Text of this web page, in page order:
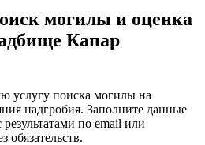
могилы и оценка
Капар
услугу поиска могилы на
надгробия. Заполните данные
по email или
обязательств.